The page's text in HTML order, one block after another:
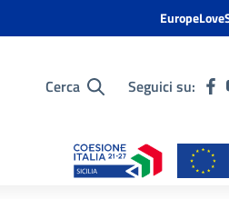
Cerca Seguici su: